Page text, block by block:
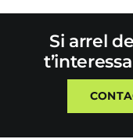
Si arrel